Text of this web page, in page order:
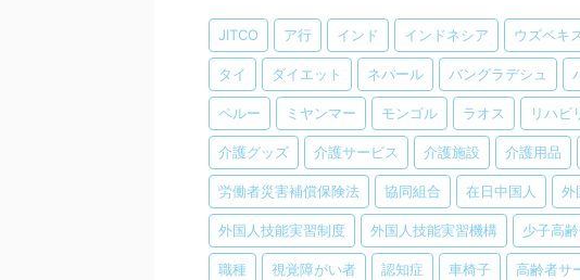
JITCO ア行 インド インドネシア ウズベキ
タイ ダイエット ネパール バングラデシュ
ペルー ミヤンマー モンゴル ラオス リハビ
介護グッズ 介護サービス 介護施設 介護用品
労働者災害補償保険法 協同組合 在日中国人 外
外国人技能実習制度 外国人技能実習機構 少子高
職種 視覚障がい者 認知症 車椅子 高齢者サ